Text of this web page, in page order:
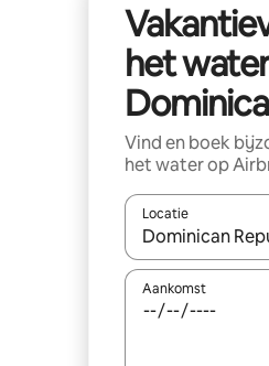
het
Vind en boek
het water op
Locatie
Wanneer er
Aankomst